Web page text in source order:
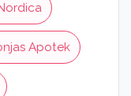
Apotek